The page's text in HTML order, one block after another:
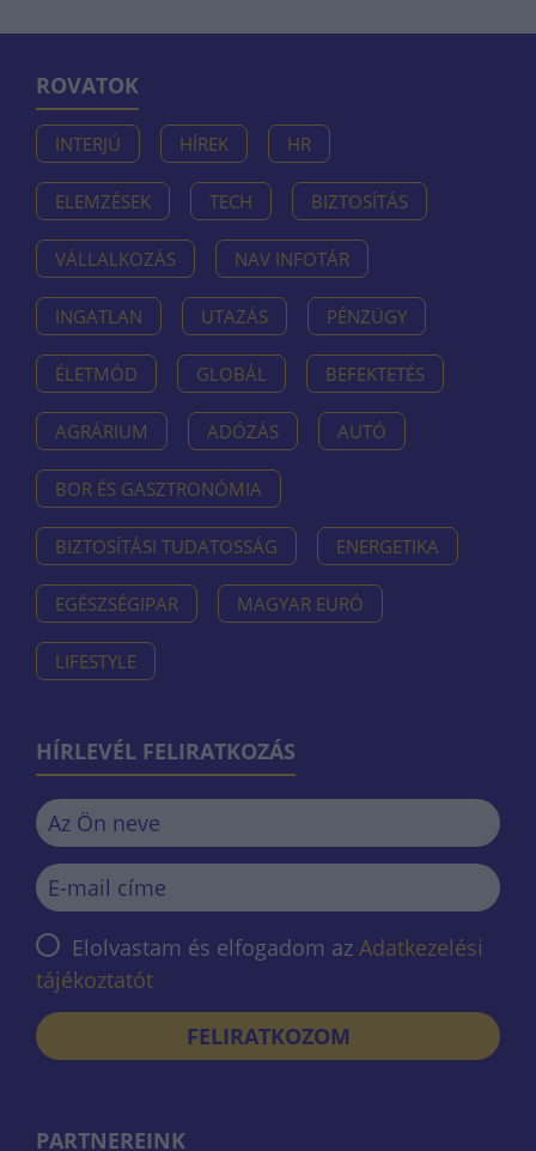
ROVATOK
INTERJÚ HÍREK HR
ELEMZÉSEK TECH BIZTOSÍTÁS
VÁLLALKOZÁS NAV INFOTÁR
INGATLAN UTAZÁS PÉNZÜGY
ÉLETMÓD GLOBÁL BEFEKTETÉS
AGRÁRIUM ADÓZÁS AUTÓ
BOR ÉS GASZTRONÓMIA
BIZTOSÍTÁSI TUDATOSSÁG ENERGETIKA
EGÉSZSÉGIPAR MAGYAR EURÓ
LIFESTYLE
HÍRLEVÉL FELIRATKOZÁS
Elolvastam és elfogadom az Adatkezelési
tájékoztatót
FELIRATKOZOM
PARTNEREINK